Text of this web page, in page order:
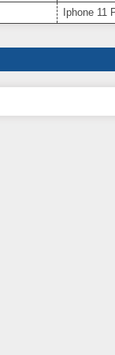
Iphone 11